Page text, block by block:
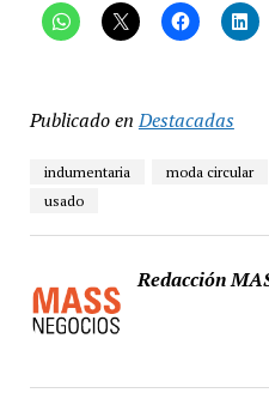
Publicado en Destacadas
indumentaria moda circular
usado
Redacción